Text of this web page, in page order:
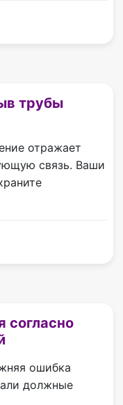
трубы
отражает
связь. Ваши
согласно
ошибка
должные